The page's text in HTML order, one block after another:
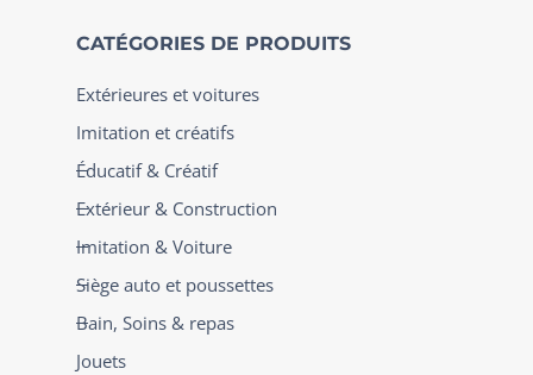
CATÉGORIES DE PRODUITS
Extérieures et voitures
Imitation et créatifs
Éducatif & Créatif
Extérieur & Construction
Imitation & Voiture
Siège auto et poussettes
Bain, Soins & repas
Jouets